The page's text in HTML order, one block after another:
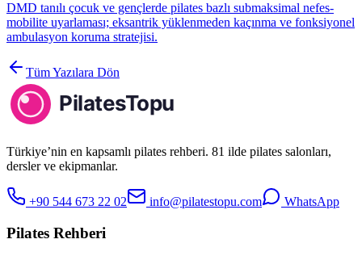
DMD tanılı çocuk ve gençlerde pilates bazlı submaksimal nefes-
mobilite uyarlaması; eksantrik yüklenmeden kaçınma ve fonksiyonel
ambulasyon koruma stratejisi.
Tüm Yazılara Dön
Türkiye’nin en kapsamlı pilates rehberi. 81 ilde pilates salonları,
dersler ve ekipmanlar.
+90 544 673 22 02 info@pilatestopu.com WhatsApp
Pilates Rehberi